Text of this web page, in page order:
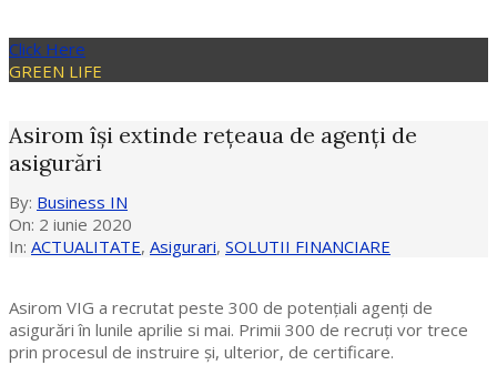
Click Here
GREEN LIFE
Asirom își extinde rețeaua de agenți de
asigurări
By: Business IN
On: 2 iunie 2020
In: ACTUALITATE, Asigurari, SOLUTII FINANCIARE
Asirom VIG a recrutat peste 300 de potențiali agenți de
asigurări în lunile aprilie si mai. Primii 300 de recruți vor trece
prin procesul de instruire și, ulterior, de certificare.